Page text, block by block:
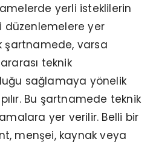
yerli isteklilerin
düzenlemelere yer
şartnamede, varsa
teknik
sağlamaya yönelik
Bu şartnamede teknik
yer verilir. Belli bir
menşei, kaynak veya